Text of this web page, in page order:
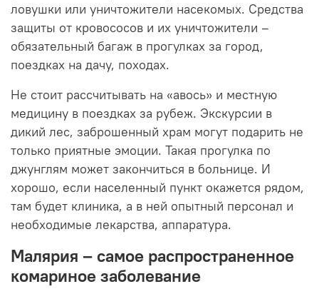
ловушки или уничтожители насекомых. Средства
защиты от кровососов и их уничтожители –
обязательный багаж в прогулках за город,
поездках на дачу, походах.
Не стоит рассчитывать на «авось» и местную
медицину в поездках за рубеж. Экскурсии в
дикий лес, заброшенный храм могут подарить не
только приятные эмоции. Такая прогулка по
джунглям может закончиться в больнице. И
хорошо, если населенный пункт окажется рядом,
там будет клиника, а в ней опытный персонал и
необходимые лекарства, аппаратура.
Малярия – самое распространенное
комариное заболевание